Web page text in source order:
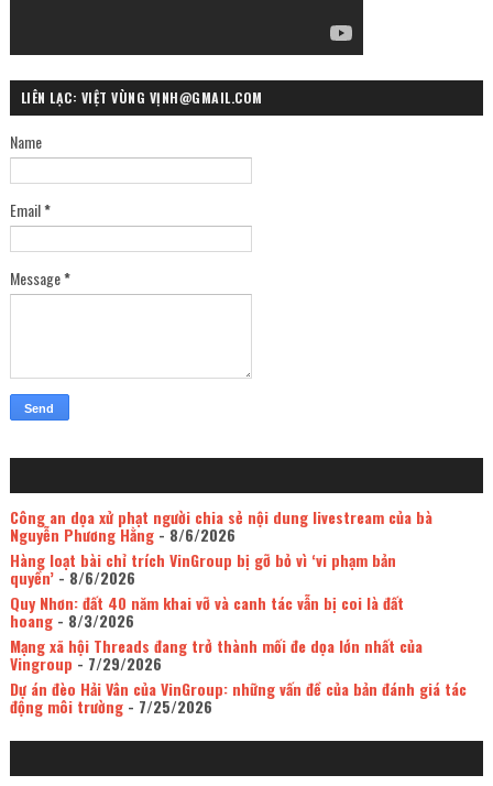
LIÊN LẠC: VIỆT VÙNG VỊNH@GMAIL.COM
Name
Email*
Message*
Công an dọa xử phạt người chia sẻ nội dung livestream của bà
Nguyễn Phương Hằng- 8/6/2026
Hàng loạt bài chỉ trích VinGroup bị gỡ bỏ vì ‘vi phạm bản
quyền’- 8/6/2026
Quy Nhơn: đất 40 năm khai vỡ và canh tác vẫn bị coi là đất
hoang- 8/3/2026
Mạng xã hội Threads đang trở thành mối đe dọa lớn nhất của
Vingroup - 7/29/2026
Dự án đèo Hải Vân của VinGroup: những vấn đề của bản đánh giá tác
động môi trường- 7/25/2026